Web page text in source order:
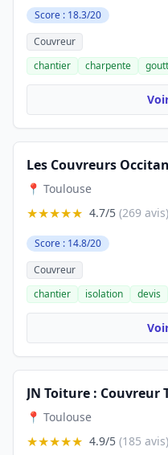
Score : 18.3/20
Couvreur
chantier
charpente
📍 Toulouse
★★★★★ 4.7/5 (269 avis)
Score : 14.8/20
Couvreur
chantier
isolation devis
📍 Toulouse
★★★★★ 4.9/5 (185 avis)